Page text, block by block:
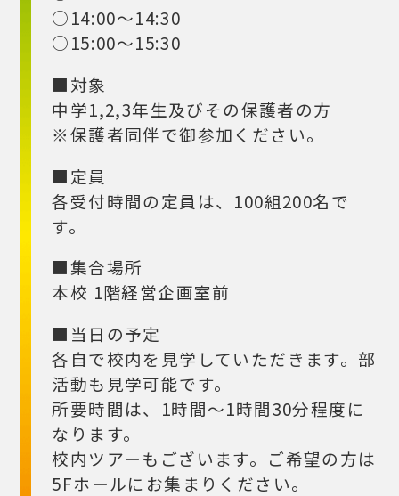
○14:00～14:30
○15:00～15:30
■対象
中学1,2,3年生及びその保護者の方
※保護者同伴で御参加ください。
■定員
各受付時間の定員は、100組200名で
す。
■集合場所
本校 1階経営企画室前
■当日の予定
各自で校内を見学していただきます。部
活動も見学可能です。
所要時間は、1時間～1時間30分程度に
なります。
校内ツアーもございます。ご希望の方は
5Fホールにお集まりください。